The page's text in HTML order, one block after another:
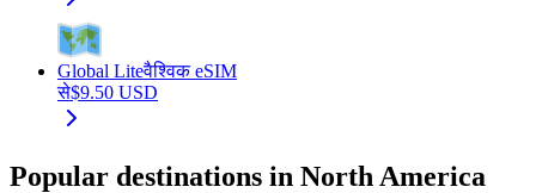
Global Liteवैश्विक eSIM
से$9.50 USD
Popular destinations in North America